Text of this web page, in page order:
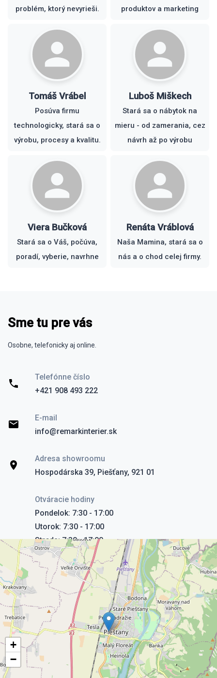
problém, ktorý nevyrieši. produktov a marketing
Tomáš Vrábel
Posúva firmu
technologicky, stará sa o
výrobu, procesy a kvalitu.
Luboš Miškech
Stará sa o nábytok na
mieru - od zamerania, cez
návrh až po výrobu
Viera Bučková
Stará sa o Váš, počúva,
poradí, vyberie, navrhne
Renáta Vráblová
Naša Mamina, stará sa o
nás a o chod celej firmy.
+
−
Sme tu pre vás
Osobne, telefonicky aj online.
Telefónne číslo
+421 908 493 222
E-mail
info@remarkinterier.sk
Adresa showroomu
Hospodárska 39, Piešťany, 921 01
Otváracie hodiny
Pondelok: 7:30 - 17:00
Utorok: 7:30 - 17:00
Streda: 7:30 - 17:00
Štvrtok: 7:30 - 17:00
Piatok: 7:30 - 17:00
Sobota: 9:00 - 12:00
Nedeľa: Zatvorené